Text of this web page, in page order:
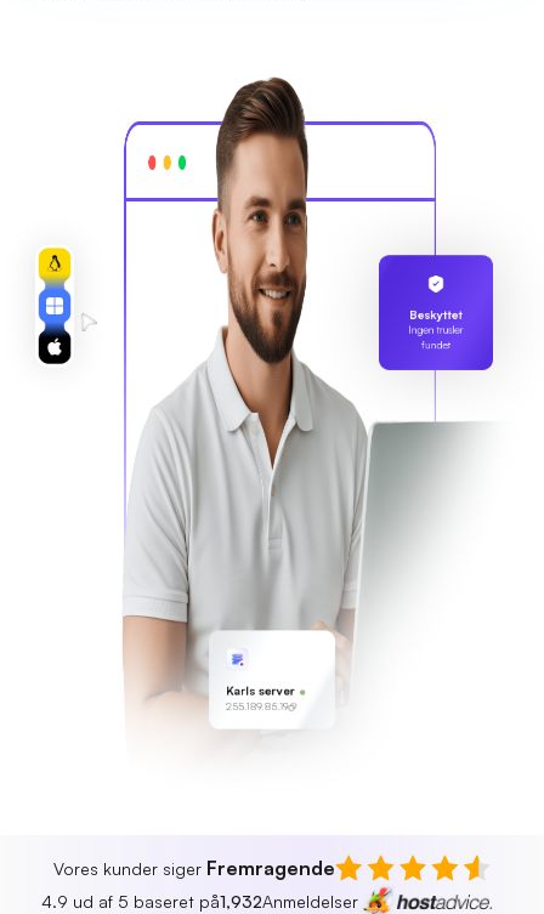
Beskyttet
Ingen trusler
fundet
Karls server
255.189.85.19
Vores kunder siger Fremragende
4.9 ud af 5 baseret på1,932Anmeldelser